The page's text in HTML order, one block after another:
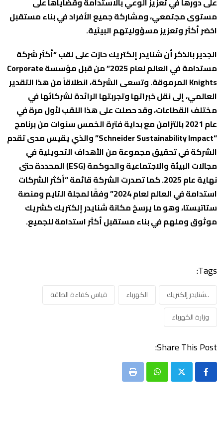
مستوى مجتمعي، ومشاركة جميع الأفراد في بناء مستقبل
اخضر أكثر وتعزيز مسؤوليتهم البيئية.
الجدير بالذكر أن شنايدر إلكتريك حازت على لقب “أكثر شركة
مستدامة في العالم لعام 2025” من قبل مؤسسة Corporate
Knights المرموقة. وتسعى الشركة، انطلاقاً من هذا التقدير
العالمي، إلى نقل خبراتها وتجربتها الرائدة لشركائها في
مختلف القطاعات، وقد حصلت على هذا اللقب لأول مرة في
عام 2021 بالتزامن مع بداية فترة الخمس سنوات من برنامج
“Schneider Sustainability Impact” والذي يقيس مدى تقدم
الشركة في تحقيق مجموعة من الأهداف التحويلية في
مجالات البيئة والاجتماعية والحوكمة (ESG) المحددة حتى
نهاية عام 2025. كما تصدرت الشركة قائمة “أكثر الشركات
استدامة في العالم لعام 2024” وفقًا لمجلة التايم ومنصة
ستاتيستا، وهو ما يرسخ مكانة شنايدر إلكتريك كشريك
موثوق وملهم في بناء مستقبل أكثر استدامة للجميع.
Tags:
..شنايدر إلكتريك الكهرباء
قياس كفاءة الطاقة
وزارة الكهرباء
Share This Post:
Whatsapp
Print